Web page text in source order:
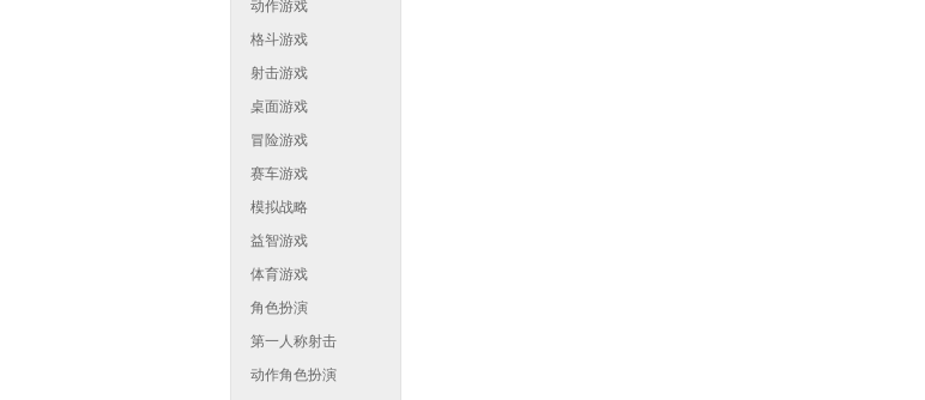
动作游戏
格斗游戏
射击游戏
桌面游戏
冒险游戏
赛车游戏
模拟战略
益智游戏
体育游戏
角色扮演
第一人称射击
动作角色扮演